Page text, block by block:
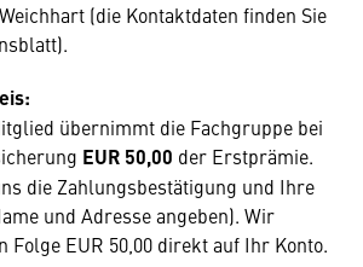
(die Kontaktdaten finden Sie
übernimmt die Fachgruppe bei
EUR 50,00 der Erstprämie.
die Zahlungsbestätigung und Ihre
und Adresse angeben). Wir
Folge EUR 50,00 direkt auf Ihr Konto.